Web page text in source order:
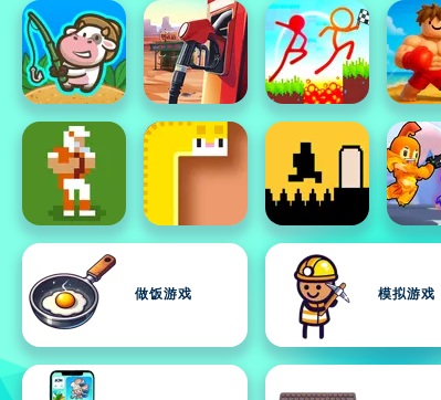
做饭游戏 模拟游戏